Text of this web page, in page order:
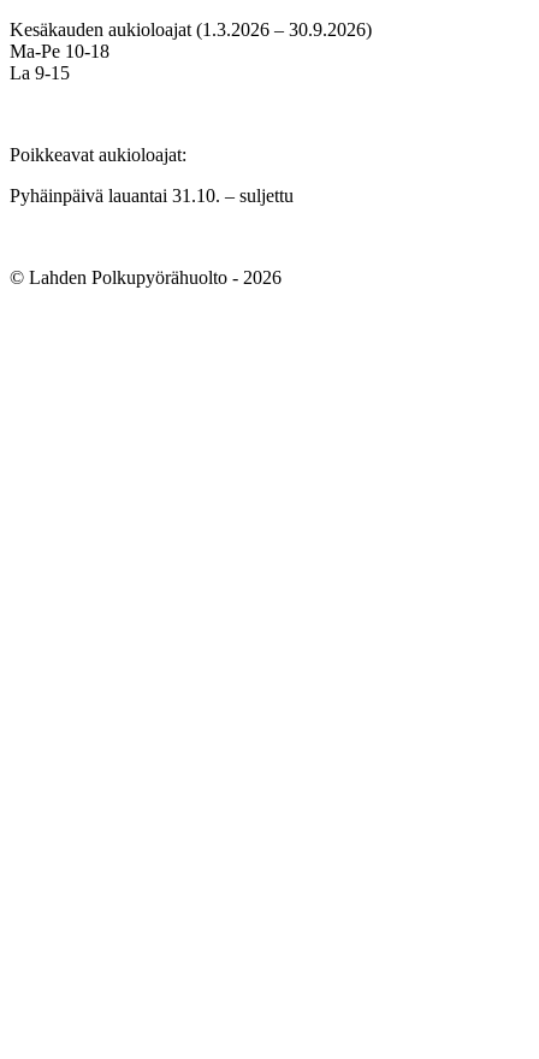
Kesäkauden aukioloajat (1.3.2026 – 30.9.2026)
Ma-Pe 10-18
La 9-15
Poikkeavat aukioloajat:
Pyhäinpäivä lauantai 31.10. – suljettu
© Lahden Polkupyörähuolto - 2026